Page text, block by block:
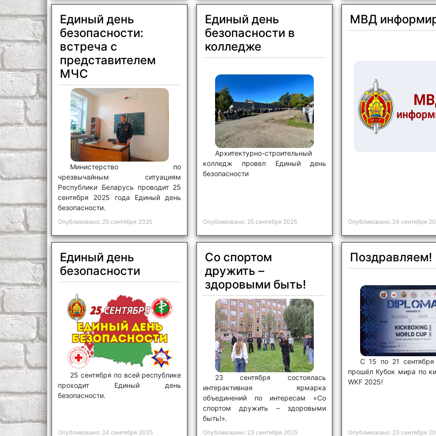
Беларусь и Министерства
образования Республики Беларусь,
организуется и проводится
Республиканское экологическое
мероприятие по уборке мусора
«Мы заботимся».
Единый день
безопасности:
встреча с
представителем
МЧС
Министерство по
чрезвычайным ситуациям
Республики Беларусь проводит 25
сентября 2025 года Единый день
безопасности.
Опубликовано: 25 сентября 2025
Единый день
безопасности в
колледже
Архитектурно-строительный
колледж провел Единый день
безопасности
Опубликовано: 25 сентября 2025
МВД
Опубликовано: 24 сентября
Единый день
безопасности
25 сентября по всей республике
проходит Единый день
безопасности.
Опубликовано: 24 сентября 2025
Со спортом
дружить –
здоровыми быть!
23 сентября состоялась
интерактивная ярмарка
объединений по интересам «Со
спортом дружить – здоровыми
быть!».
Опубликовано: 23 сентября 2025
Поздравляем!
С 15 по 21
прошёл Кубок мира по
WKF 2025!
Опубликовано: 23 сентября